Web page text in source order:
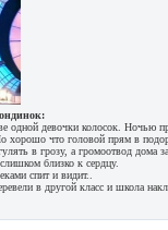
одной девочки колосок. Ночью
хорошо что головой прям в
в грозу, а громоотвод
близко к сердцу.
спит и видит..
в другой класс и школа